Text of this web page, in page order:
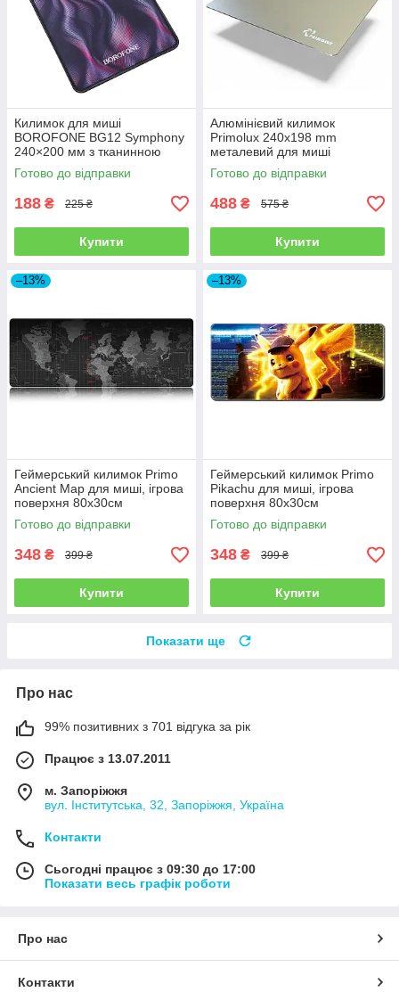
Килимок для миші
BOROFONE BG12 Symphony
240×200 мм з тканинною
поверхнею та антиковзкою
основою
Готово до відправки
188 ₴ 225 ₴
Купити
Алюмінієвий килимок
Primolux 240x198 mm
металевий для миші
Готово до відправки
488 ₴ 575 ₴
Купити
–13%
Геймерський килимок Primo
Ancient Map для миші, ігрова
поверхня 80х30см
Готово до відправки
348 ₴ 399 ₴
Купити
–13%
Геймерський килимок Primo
Pikachu для миші, ігрова
поверхня 80х30см
Готово до відправки
348 ₴ 399 ₴
Купити
Показати ще
Про нас
99% позитивних з 701 відгука за рік
Працює з 13.07.2011
м. Запоріжжя
вул. Інститутська, 32, Запоріжжя, Україна
Контакти
Сьогодні працює з 09:30 до 17:00
Показати весь графік роботи
Про нас
Контакти